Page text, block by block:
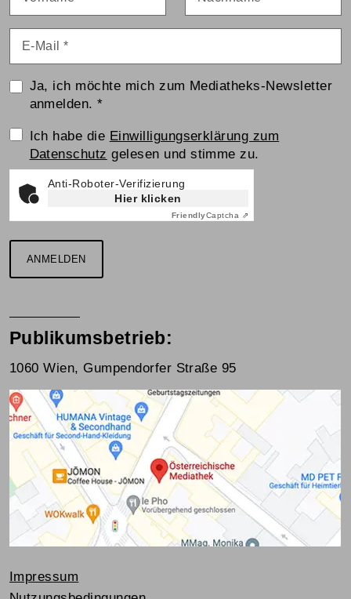
Ja, ich möchte mich zum Mediatheks-Newsletter
anmelden.*
Einwilligungserklärung
Ich habe die Einwilligungserklärung zum
Datenschutz gelesen und stimme zu.
Anti-Roboter-Verifizierung
Hier klicken
FriendlyCaptcha ⇗
ANMELDEN
Publikumsbetrieb:
1060 Wien, Gumpendorfer Straße 95
Impressum